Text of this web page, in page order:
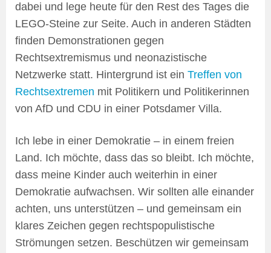
dabei und lege heute für den Rest des Tages die
LEGO-Steine zur Seite. Auch in anderen Städten
finden Demonstrationen gegen
Rechtsextremismus und neonazistische
Netzwerke statt. Hintergrund ist ein Treffen von
Rechtsextremen mit Politikern und Politikerinnen
von AfD und CDU in einer Potsdamer Villa.
Ich lebe in einer Demokratie – in einem freien
Land. Ich möchte, dass das so bleibt. Ich möchte,
dass meine Kinder auch weiterhin in einer
Demokratie aufwachsen. Wir sollten alle einander
achten, uns unterstützen – und gemeinsam ein
klares Zeichen gegen rechtspopulistische
Strömungen setzen. Beschützen wir gemeinsam